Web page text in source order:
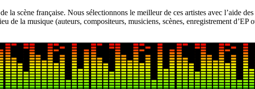
scène française. Nous sélectionnons le meilleur de ces artistes avec l’aide
de la musique (auteurs, compositeurs, musiciens, scènes, enregistrement d’EP